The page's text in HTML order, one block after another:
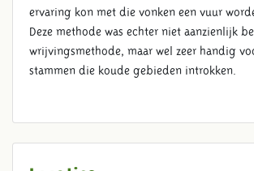
ervaring kon met die vonken een vuur
Deze methode was echter niet aanzienlijk
wrijvingsmethode, maar wel zeer handig
stammen die koude gebieden introkken.